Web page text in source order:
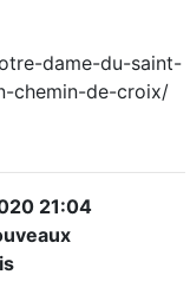
dame-du-saint-
chemin-de-croix/
21:04